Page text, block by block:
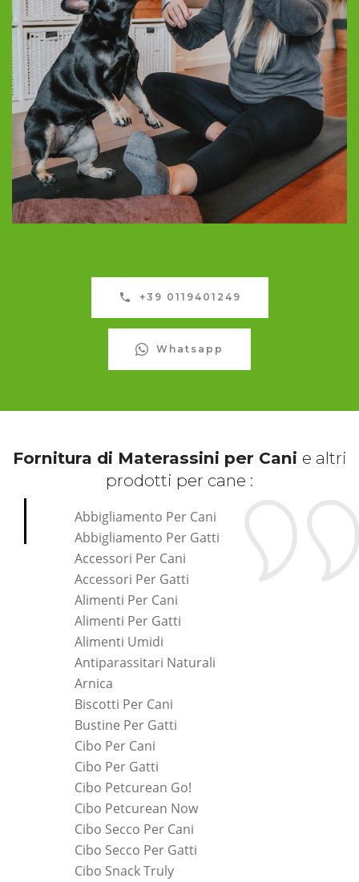
+39 0119401249
Whatsapp
Fornitura di Materassini per Cani e altri
prodotti per cane :
Abbigliamento Per Cani
Abbigliamento Per Gatti
Accessori Per Cani
Accessori Per Gatti
Alimenti Per Cani
Alimenti Per Gatti
Alimenti Umidi
Antiparassitari Naturali
Arnica
Biscotti Per Cani
Bustine Per Gatti
Cibo Per Cani
Cibo Per Gatti
Cibo Petcurean Go!
Cibo Petcurean Now
Cibo Secco Per Cani
Cibo Secco Per Gatti
Cibo Snack Truly